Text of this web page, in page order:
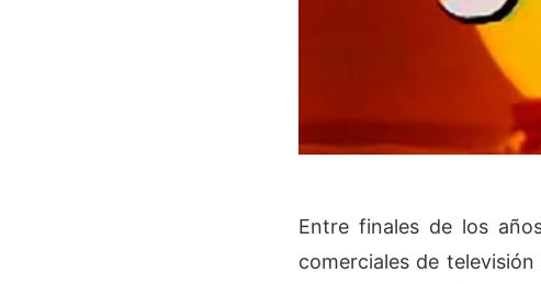
Entre finales de los
comerciales de